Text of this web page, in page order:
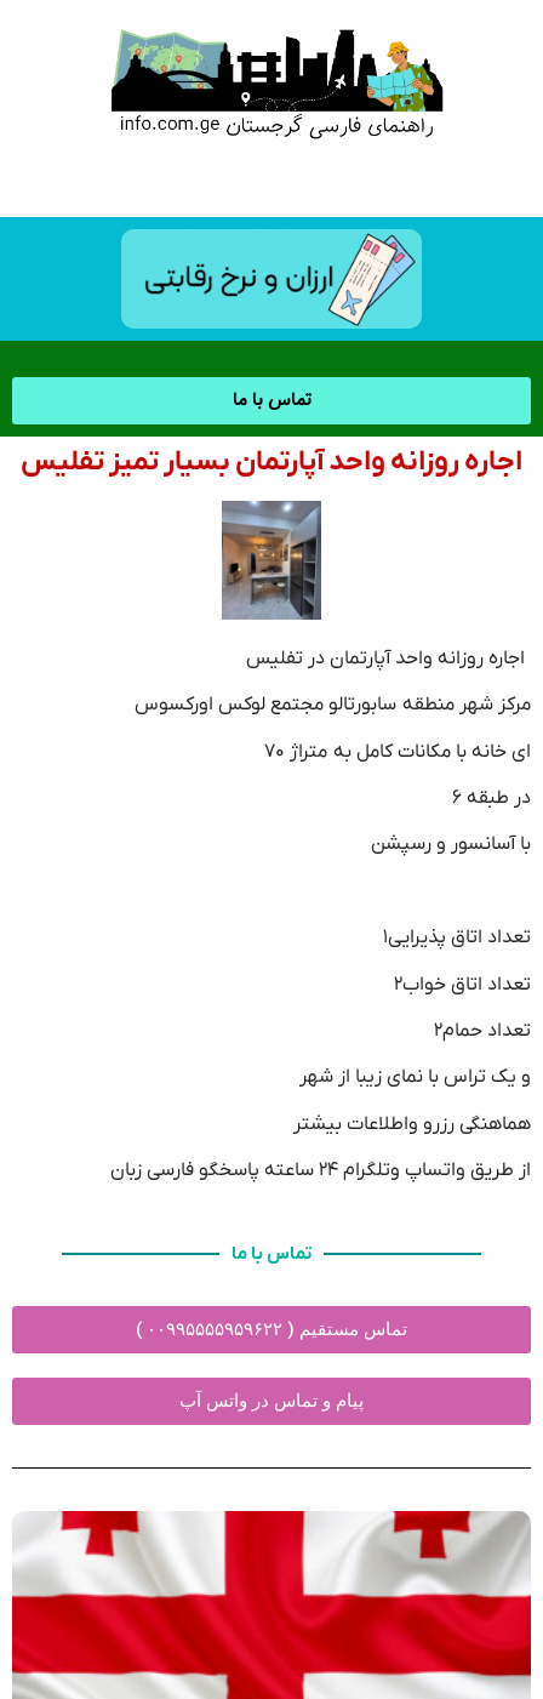
تماس با ما
اجاره روزانه واحد آپارتمان بسیار تمیز تفلیس
اجاره روزانه واحد آپارتمان در تفلیس
مرکز شهر منطقه سابورتالو مجتمع لوکس اورکسوس
ای خانه با مکانات کامل به متراژ ۷۰
در طبقه ۶
با آسانسور ‌و‌ رسپشن
تعداد اتاق پذیرایی۱
تعداد اتاق خواب۲
تعداد حمام۲
و یک تراس با نمای زیبا از شهر
هماهنگی رزرو و‌اطلاعات بیشتر
از طریق واتساپ و‌تلگرام ۲۴ ساعته پاسخگو فارسی زبان
تماس با ما
تماس مستقیم ( ۰۰۹۹۵۵۵۵۹۵۹۶۲۲ )
پیام و تماس در واتس آپ